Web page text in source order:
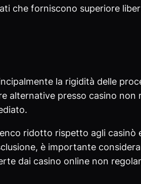
che forniscono superiore
la rigidità delle
alternative presso casino
ridotto rispetto agli
è importante
dai casino online non